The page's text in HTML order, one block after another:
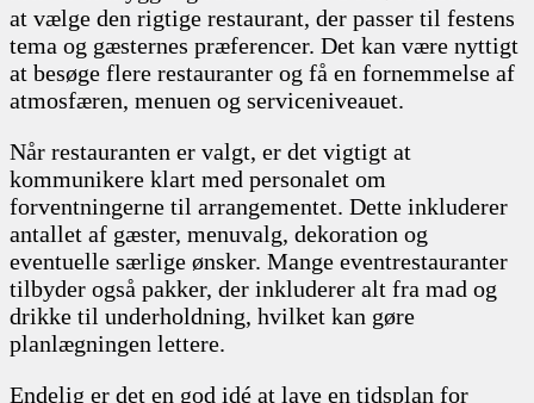
at vælge den rigtige restaurant, der passer til festens
tema og gæsternes præferencer. Det kan være nyttigt
at besøge flere restauranter og få en fornemmelse af
atmosfæren, menuen og serviceniveauet.
Når restauranten er valgt, er det vigtigt at
kommunikere klart med personalet om
forventningerne til arrangementet. Dette inkluderer
antallet af gæster, menuvalg, dekoration og
eventuelle særlige ønsker. Mange eventrestauranter
tilbyder også pakker, der inkluderer alt fra mad og
drikke til underholdning, hvilket kan gøre
planlægningen lettere.
Endelig er det en god idé at lave en tidsplan for